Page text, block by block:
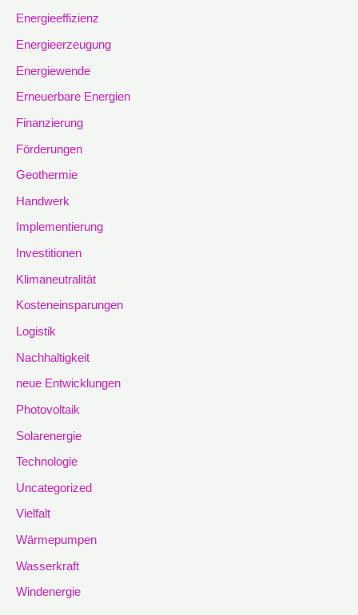
Energieeffizienz
Energieerzeugung
Energiewende
Erneuerbare Energien
Finanzierung
Förderungen
Geothermie
Handwerk
Implementierung
Investitionen
Klimaneutralität
Kosteneinsparungen
Logistik
Nachhaltigkeit
neue Entwicklungen
Photovoltaik
Solarenergie
Technologie
Uncategorized
Vielfalt
Wärmepumpen
Wasserkraft
Windenergie